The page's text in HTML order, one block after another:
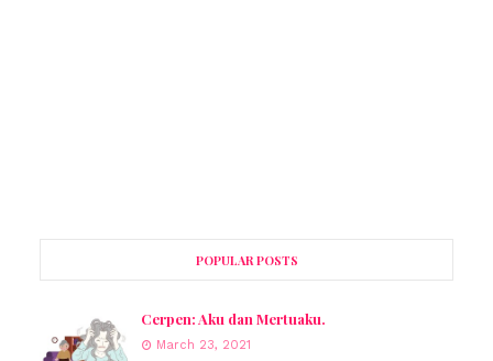
POPULAR POSTS
Cerpen: Aku dan Mertuaku.
March 23, 2021